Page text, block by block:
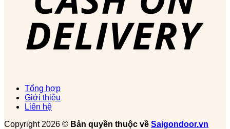
Tổng hợp
Giới thiệu
Liên hệ
Copyright 2026 © Bản quyền thuộc về Saigondoor.vn